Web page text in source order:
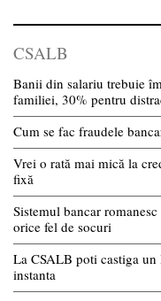
CSALB
Banii din salariu trebuie
familiei, 30% pentru
Cum se fac fraudele
Vrei o rată mai mică la
fixă
Sistemul bancar
orice fel de socuri
La CSALB poti castiga
instanta